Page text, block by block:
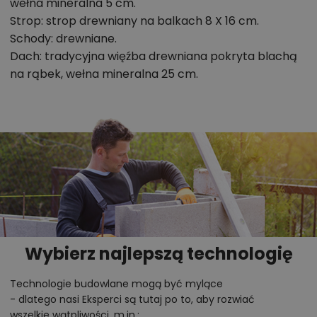
Lekka konstrukcja drewniana– szybka budowa,
dobra izolacyjność i łatwość wprowadzania
zmian.
Ekonomiczna realizacja– prosta bryła i niewielki
Przestrzeń zaplanowana z myślą o
codziennym komforcie
Jako architekci wiemy, jak ważne jest, aby mały dom
był maksymalnie funkcjonalny. Dlatego na parterze
zaplanowano otwartą strefę dzienną – salon (21,5
m²) z szerokim wyjściem na taras i kuchnię z jadalnią
(13,6 m²). Tu życie rodzinne toczy się naturalnie:
gotowanie, wspólne posiłki, odpoczynek przy kominku
Strop: strop drewniany na balkach 8 X 16 cm.
Schody: drewniane.
Dach: tradycyjna więźba drewniana pokryta blachą
na rąbek, wełna mineralna 25 cm.
Wybierz najlepszą technologię
Technologie budowlane mogą być mylące
- dlatego nasi Eksperci są tutaj po to, aby rozwiać